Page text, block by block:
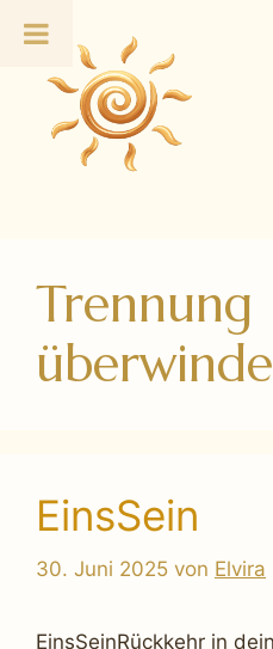
Inhalt
springen
Trennung
EinsSein
30. Juni 2025 von Elvira
EinsSeinRückkehr in